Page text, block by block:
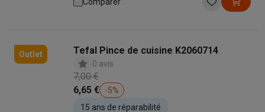
Outlet Tefal Pince de cuisine K2060714
0 avis
7,00 €
6,65 €
-5%
15 ans de réparabilité